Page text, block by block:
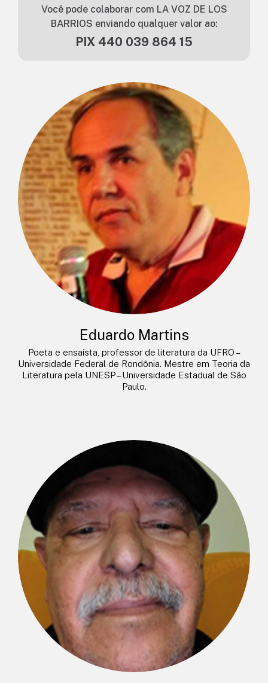
Você pode colaborar com LA VOZ DE LOS
BARRIOS enviando qualquer valor ao:
PIX 440 039 864 15
Eduardo Martins
Poeta e ensaísta, professor de literatura da UFRO –
Universidade Federal de Rondônia. Mestre em Teoria da
Literatura pela UNESP – Universidade Estadual de São
Paulo.